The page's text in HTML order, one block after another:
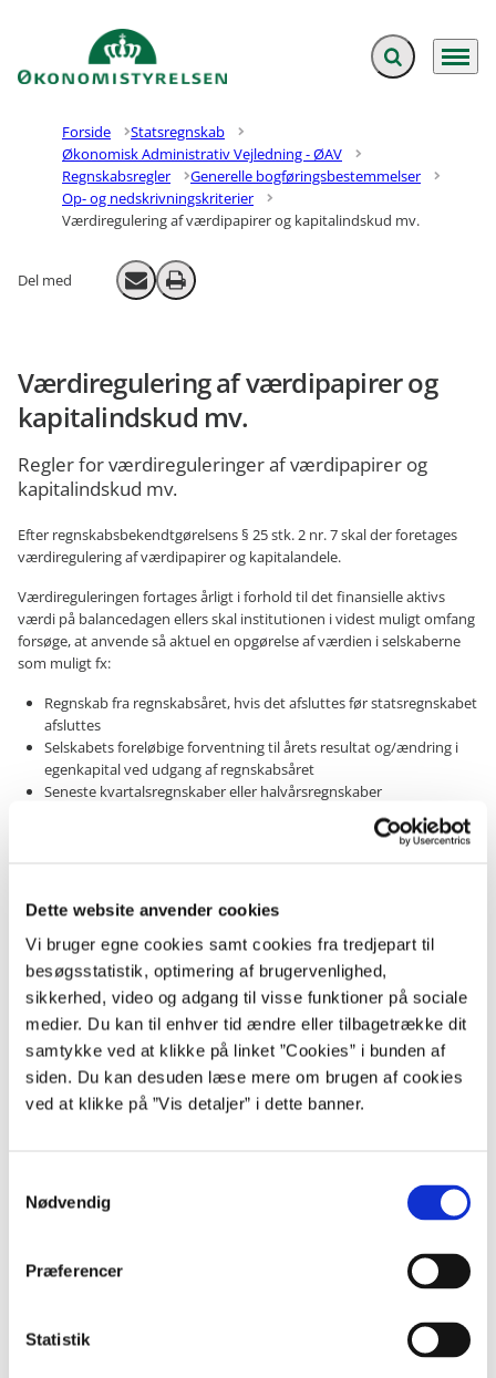
Dette website anvender cookies
Vi bruger egne cookies samt cookies fra tredjepart til
besøgsstatistik, optimering af brugervenlighed,
sikkerhed, video og adgang til visse funktioner på sociale
medier. Du kan til enhver tid ændre eller tilbagetrække dit
samtykke ved at klikke på linket ”Cookies” i bunden af
siden. Du kan desuden læse mere om brugen af cookies
ved at klikke på ”Vis detaljer” i dette banner.
Nødvendig
Præferencer
Statistik
Gå til forsiden Fold søgefelt ud
Menu
Forside
Statsregnskab
Økonomisk Administrativ Vejledning - ØAV
Regnskabsregler
Generelle bogføringsbestemmelser
Op- og nedskrivningskriterier
Værdiregulering af værdipapirer og kapitalindskud mv.
Del med Send email
Print
Værdiregulering af værdipapirer og
kapitalindskud mv.
Regler for værdireguleringer af værdipapirer og
kapitalindskud mv.
Efter regnskabsbekendtgørelsens § 25 stk. 2 nr. 7 skal der foretages
værdiregulering af værdipapirer og kapitalandele.
Værdireguleringen fortages årligt i forhold til det finansielle aktivs
værdi på balancedagen ellers skal institutionen i videst muligt omfang
forsøge, at anvende så aktuel en opgørelse af værdien i selskaberne
som muligt fx:
Regnskab fra regnskabsåret, hvis det afsluttes før statsregnskabet
afsluttes
Selskabets foreløbige forventning til årets resultat og/ændring i
egenkapital ved udgang af regnskabsåret
Seneste kvartalsregnskaber eller halvårsregnskaber
Læs mere i ”Vejledning om værdiansættelse af værdipapirer og
E-mail:statsregnskab@oes.dk
Økonomisk Administrativ Vejledning
ØAV er en samling af alle Finansministeriets bevillings- og
Regnskabsbekendtgørelsen (se kapitel 6 samt kapitel 9